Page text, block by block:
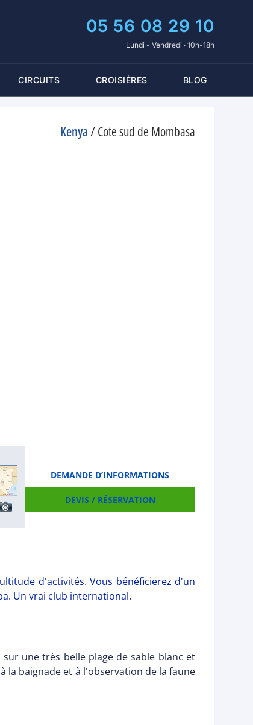
05 56 08 29 10
Lundi - Vendredi · 10h-18h
CIRCUITS CROISIÈRES BLOG
Kenya/Cote sud de Mombasa
DEMANDE D’INFORMATIONS
DEVIS / RÉSERVATION
d'activités. Vous bénéficierez d'un
Un vrai club international.
une très belle plage de sable blanc et
la baignade et à l'observation de la faune